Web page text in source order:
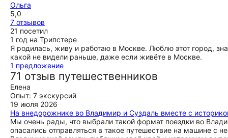
Ольга
5,0
7 отзывов
21 посетил
1 год на Трипстере
Я родилась, живу и работаю в Москве. Люблю этот город,
какой не видели раньше, даже если живёте в Москве.
1 предложение
71 отзыв путешественников
Елена
Опыт: 7 экскурсий
19 июля 2026
На внедорожнике во Владимир и Суздаль вместе с
Мы очень рады, что выбрали такой формат поездки во
опасались отправляться в такое путешествие на машине